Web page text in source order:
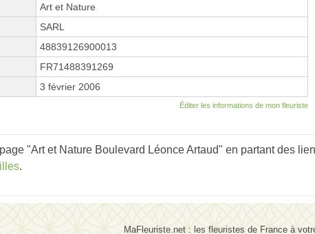
Art et Nature
SARL
48839126900013
FR71488391269
3 février 2006
Éditer les informations de mon fleuriste
"Art et Nature Boulevard Léonce Artaud" en partant des
.
MaFleuriste.net : les fleuristes de France à